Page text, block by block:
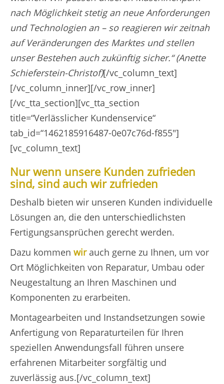
nach Möglichkeit stetig an neue Anforderungen
und Technologien an – so reagieren wir zeitnah
auf Veränderungen des Marktes und stellen
unser Bestehen auch zukünftig sicher.“ (Anette
Schieferstein-Christof)[/vc_column_text]
[/vc_column_inner][/vc_row_inner]
[/vc_tta_section][vc_tta_section
title=“Verlässlicher Kundenservice“
tab_id=“1462185916487-0e07c76d-f855″]
[vc_column_text]
Nur wenn unsere Kunden zufrieden
sind, sind auch wir zufrieden
Deshalb bieten wir unseren Kunden individuelle
Lösungen an, die den unterschiedlichsten
Fertigungsansprüchen gerecht werden.
Dazu kommen wirauch gerne zu Ihnen, um vor
Ort Möglichkeiten von Reparatur, Umbau oder
Neugestaltung an Ihren Maschinen und
Komponenten zu erarbeiten.
Montagearbeiten und Instandsetzungen sowie
Anfertigung von Reparaturteilen für Ihren
speziellen Anwendungsfall führen unsere
erfahrenen Mitarbeiter sorgfältig und
zuverlässig aus.[/vc_column_text]